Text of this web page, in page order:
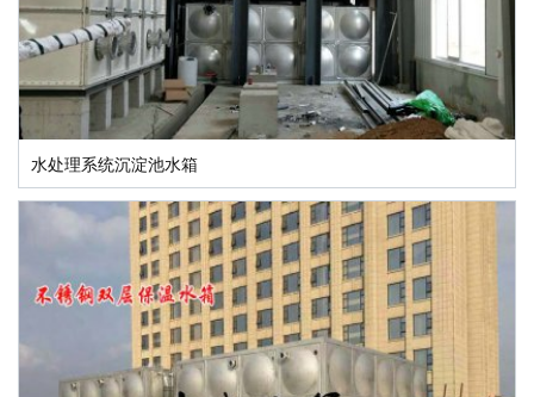
水处理系统沉淀池水箱